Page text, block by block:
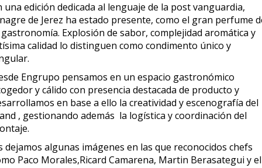
una edición dedicada al lenguaje de la post vanguardia,
de Jerez ha estado presente, como el gran perfume
Explosión de sabor, complejidad aromática y
calidad lo distinguen como condimento único y
Engrupo pensamos en un espacio gastronómico
y cálido con presencia destacada de producto y
en base a ello la creatividad y escenografía del
, gestionando además la logística y coordinación del
dejamos algunas imágenes en las que reconocidos chefs
Paco Morales,Ricard Camarena, Martin Berasategui y el